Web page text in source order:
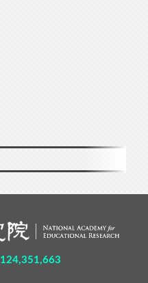
124,351,663